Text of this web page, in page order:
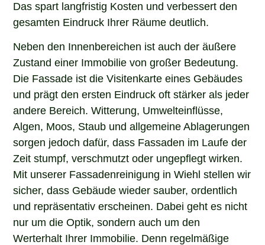
Das spart langfristig Kosten und verbessert den
gesamten Eindruck Ihrer Räume deutlich.
Neben den Innenbereichen ist auch der äußere
Zustand einer Immobilie von großer Bedeutung.
Die Fassade ist die Visitenkarte eines Gebäudes
und prägt den ersten Eindruck oft stärker als jeder
andere Bereich. Witterung, Umwelteinflüsse,
Algen, Moos, Staub und allgemeine Ablagerungen
sorgen jedoch dafür, dass Fassaden im Laufe der
Zeit stumpf, verschmutzt oder ungepflegt wirken.
Mit unserer Fassadenreinigung in Wiehl stellen wir
sicher, dass Gebäude wieder sauber, ordentlich
und repräsentativ erscheinen. Dabei geht es nicht
nur um die Optik, sondern auch um den
Werterhalt Ihrer Immobilie. Denn regelmäßige